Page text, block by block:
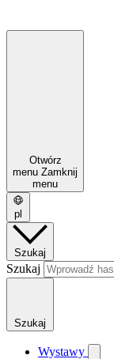
Otwórz
menu Zamknij
menu
pl
Szukaj
Szukaj
Szukaj
Wystawy